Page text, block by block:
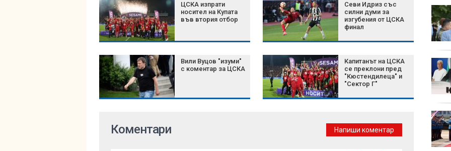
ЦСКА изпрати
носител на Купата
във втория отбор
Севи Идриз със
силни думи за
изгубения от ЦСКА
финал
Вили Вуцов "изуми"
с коментар за ЦСКА
Капитанът на ЦСКА
се преклони пред
"Кюстендилеца" и
"Сектор Г"
Тропичните нощи в
България зачестяват,
не проветрявайте
Сабаленка отпадна от
турнира в Торонто
от "Монтерей" без
Меси и Суарес
Коментари Напиши коментар